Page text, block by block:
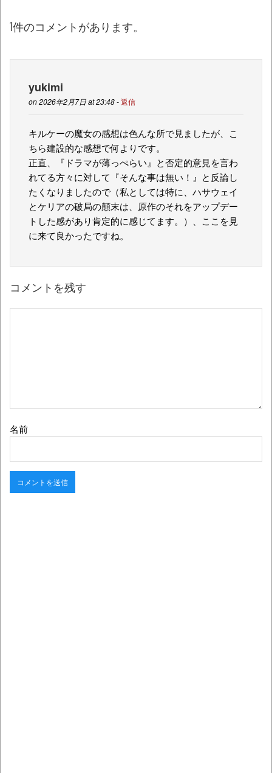
1件のコメントがあります。
yukimi
on 2026年2月7日 at 23:48 -返信
キルケーの魔女の感想は色んな所で見ましたが、こ
ちら建設的な感想で何よりです。
正直、『ドラマが薄っぺらい』と否定的意見を言わ
れてる方々に対して『そんな事は無い！』と反論し
たくなりましたので（私としては特に、ハサウェイ
とケリアの破局の顛末は、原作のそれをアップデー
トした感があり肯定的に感じてます。）、ここを見
に来て良かったですね。
コメントを残す
名前